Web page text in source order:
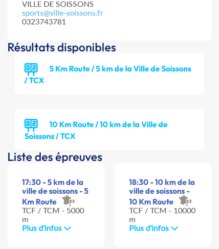
VILLE DE SOISSONS
sports@ville-soissons.fr
0323743781
Résultats disponibles
5 Km Route / 5 km de la Ville de Soissons
/ TCX
10 Km Route / 10 km de la Ville de
Soissons / TCX
Liste des épreuves
17:30 - 5 km de la
ville de soissons - 5
Km Route
TCF / TCM - 5000
m
Plus d'infos
18:30 - 10 km de la
ville de soissons -
10 Km Route
TCF / TCM - 10000
m
Plus d'infos